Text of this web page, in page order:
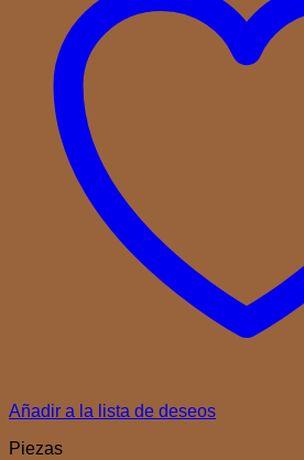
Añadir a la lista de deseos
Piezas